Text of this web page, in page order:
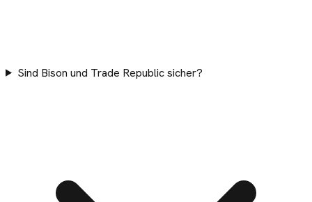
Sind Bison und Trade Republic sicher?